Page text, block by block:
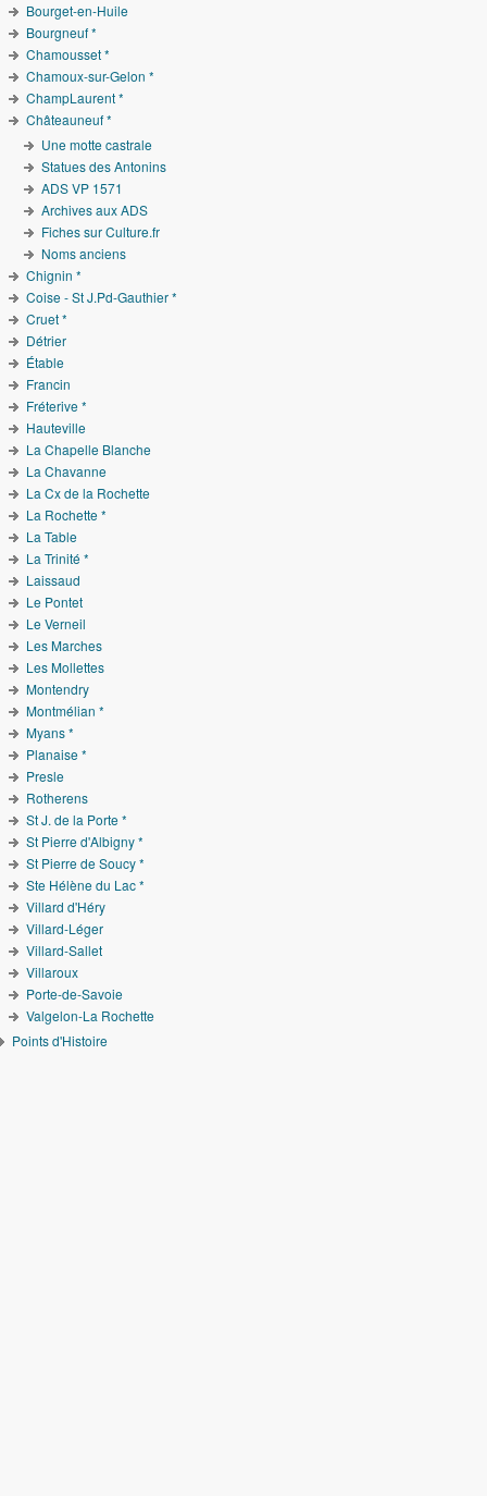
Bourget-en-Huile
Bourgneuf *
Chamousset *
Chamoux-sur-Gelon *
ChampLaurent *
Châteauneuf *
Une motte castrale
Statues des Antonins
ADS VP 1571
Archives aux ADS
Fiches sur Culture.fr
Noms anciens
Chignin *
Coise - St J.Pd-Gauthier *
Cruet *
Détrier
Étable
Francin
Fréterive *
Hauteville
La Chapelle Blanche
La Chavanne
La Cx de la Rochette
La Rochette *
La Table
La Trinité *
Laissaud
Le Pontet
Le Verneil
Les Marches
Les Mollettes
Montendry
Montmélian *
Myans *
Planaise *
Presle
Rotherens
St J. de la Porte *
St Pierre d'Albigny *
St Pierre de Soucy *
Ste Hélène du Lac *
Villard d'Héry
Villard-Léger
Villard-Sallet
Villaroux
Porte-de-Savoie
Valgelon-La Rochette
Points d'Histoire